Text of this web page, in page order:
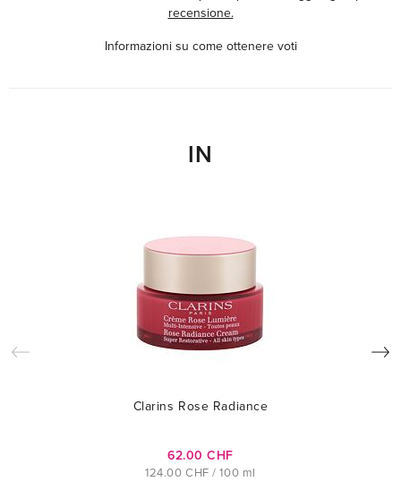
recensione.
Informazioni su come ottenere voti
IN
Clarins Rose Radiance
62.00 CHF
124.00 CHF / 100 ml